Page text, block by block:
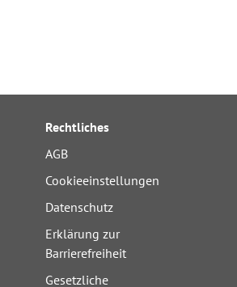
Rechtliches
AGB
Cookieeinstellungen
Datenschutz
Erklärung zur
Barrierefreiheit
Gesetzliche